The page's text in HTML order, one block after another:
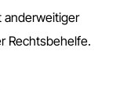
Rechtsbehelfe.